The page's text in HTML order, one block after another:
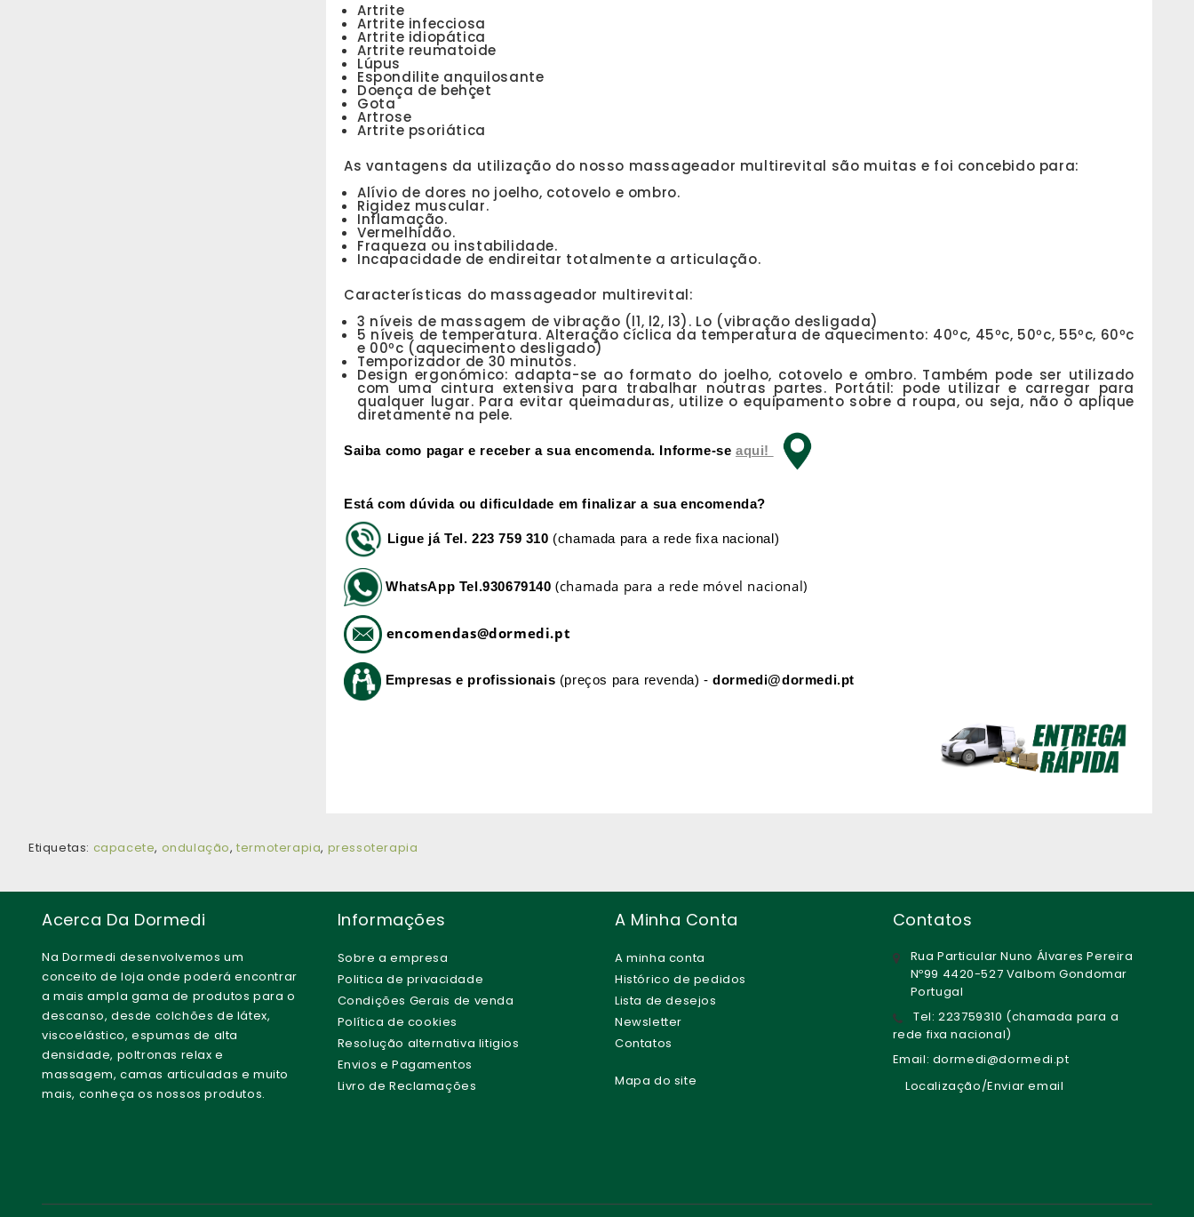
Artrite
Artrite infecciosa
Artrite idiopática
Artrite reumatoide
Lúpus
Espondilite anquilosante
Doença de behçet
Gota
Artrose
Artrite psoriática
As vantagens da utilização do nosso massageador multirevital são muitas e foi concebido para:
Alívio de dores no joelho, cotovelo e ombro.
Rigidez muscular.
Inflamação.
Vermelhidão.
Fraqueza ou instabilidade.
Incapacidade de endireitar totalmente a articulação.
Características do massageador multirevital:
3 níveis de massagem de vibração (l1, l2, l3). Lo (vibração desligada)
5 níveis de temperatura. Alteração cíclica da temperatura de aquecimento: 40ºc, 45ºc, 50ºc, 55ºc, 60ºc
e 00ºc (aquecimento desligado)
Temporizador de 30 minutos.
Design ergonómico: adapta-se ao formato do joelho, cotovelo e ombro. Também pode ser utilizado
com uma cintura extensiva para trabalhar noutras partes. Portátil: pode utilizar e carregar para
qualquer lugar. Para evitar queimaduras, utilize o equipamento sobre a roupa, ou seja, não o aplique
diretamente na pele.
Saiba como pagar e receber a sua encomenda. Informe-seaqui!
Está com dúvida ou dificuldade em finalizar a sua encomenda?
Ligue já Tel. 223 759 310 (chamada para a rede fixa nacional)
WhatsApp Tel.930679140 (chamada para a rede móvel nacional)
encomendas@dormedi.pt
Empresas e profissionais (preços para revenda) -dormedi@dormedi.pt
Etiquetas: capacete, ondulação,termoterapia, pressoterapia
Acerca Da Dormedi
Na Dormedi desenvolvemos um
conceito de loja onde poderá encontrar
a mais ampla gama de produtos para o
descanso, desde colchões de látex,
viscoelástico, espumas de alta
densidade, poltronas relax e
massagem, camas articuladas e muito
mais, conheça os nossos produtos.
Informações
Sobre a empresa
Politica de privacidade
Condições Gerais de venda
Política de cookies
Resolução alternativa litigios
Envios e Pagamentos
Livro de Reclamações
A Minha Conta
A minha conta
Histórico de pedidos
Lista de desejos
Newsletter
Contatos
Mapa do site
Contatos
Rua Particular Nuno Álvares Pereira
Nº99 4420-527 Valbom Gondomar
Portugal
Tel: 223759310 (chamada para a
rede fixa nacional)
Email: dormedi@dormedi.pt
Localização/Enviar email